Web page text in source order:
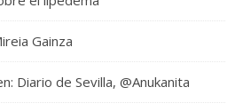
Gainza
Diario de Sevilla, @Anukanita